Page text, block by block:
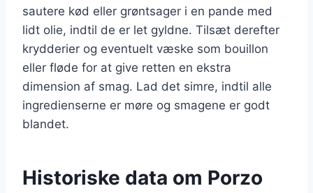
sautere kød eller grøntsager i en pande med
lidt olie, indtil de er let gyldne. Tilsæt derefter
krydderier og eventuelt væske som bouillon
eller fløde for at give retten en ekstra
dimension af smag. Lad det simre, indtil alle
ingredienserne er møre og smagene er godt
blandet.
Historiske data om Porzo